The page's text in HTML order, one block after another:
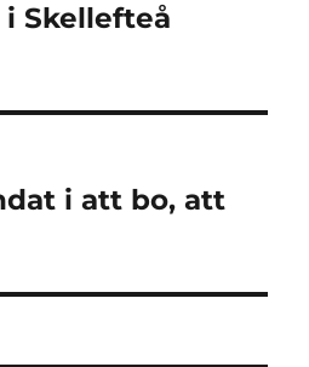
Skellefteå
i att bo, att